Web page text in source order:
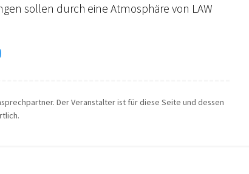
sollen durch eine Atmosphäre von LAW
Der Veranstalter ist für diese Seite und dessen